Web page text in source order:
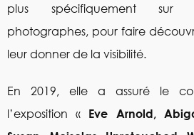
plus spécifiquement sur
photographes, pour faire
leur donner de la visibilité.
En 2019, elle a assuré le
l’exposition « Eve Arnold,